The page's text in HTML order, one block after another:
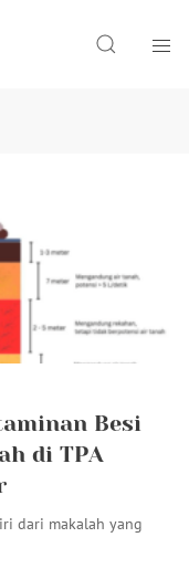
Search
Besi
di TPA
dari makalah yang